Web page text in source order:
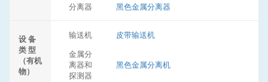
分离器
黑色金属分离器
设 备
类 型
（有机
物）
输送机
皮带输送机
金属分
离器和
探测器
黑色金属分离机